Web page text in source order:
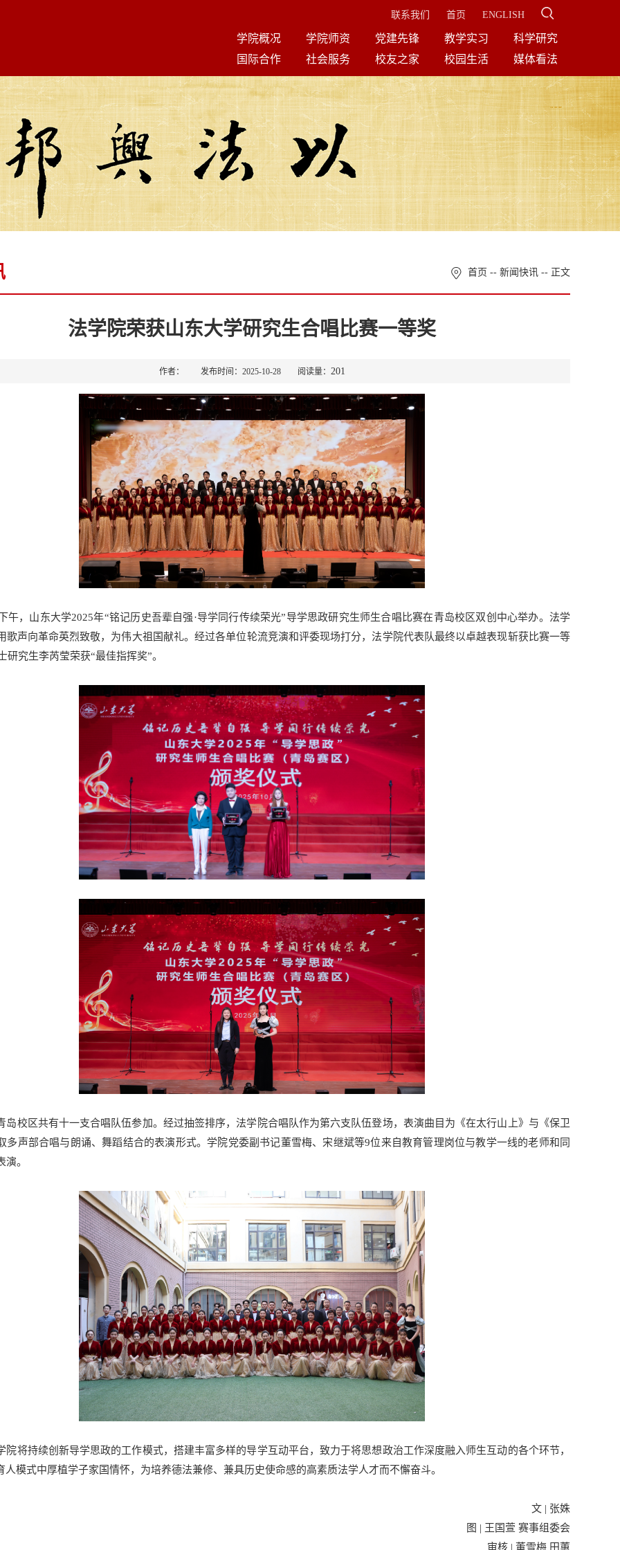
联系我们 首页 ENGLISH
学院概况 学院师资 党建先锋 教学实习
科学研究
国际合作
社会服务 校友之家 校园生活 媒体看法
首页 -- 新闻快讯 -- 正文
法学院荣获山东大学研究生合唱比赛一等奖
作者： 发布时间：2025-10-28 阅读量： 201
午，山东大学2025年“铭记历史吾辈自强·导学同行传续荣光”导学思政研究生师生合唱比赛在青岛校区双创中心举办。法学
歌声向革命英烈致敬，为伟大祖国献礼。经过各单位轮流竞演和评委现场打分，法学院代表队最终以卓越表现斩获比赛一等
研究生李芮莹荣获“最佳指挥奖”。
岛校区共有十一支合唱队伍参加。经过抽签排序，法学院合唱队作为第六支队伍登场，表演曲目为《在太行山上》与《保卫
多声部合唱与朗诵、舞蹈结合的表演形式。学院党委副书记董雪梅、宋继斌等9位来自教育管理岗位与教学一线的老师和同
。
院将持续创新导学思政的工作模式，搭建丰富多样的导学互动平台，致力于将思想政治工作深度融入师生互动的各个环节，
人模式中厚植学子家国情怀，为培养德法兼修、兼具历史使命感的高素质法学人才而不懈奋斗。
文 | 张姝
图 | 王国萱 赛事组委会
审核 | 董雪梅 田蕙